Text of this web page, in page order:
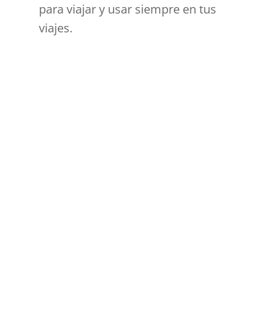
para viajar y usar siempre en tus
viajes.